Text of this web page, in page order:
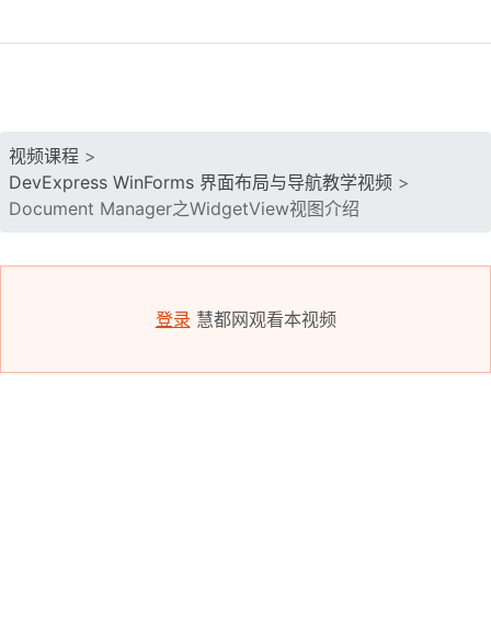
视频课程 >
DevExpress WinForms 界面布局与导航教学视频 >
Document Manager之WidgetView视图介绍
登录 慧都网观看本视频